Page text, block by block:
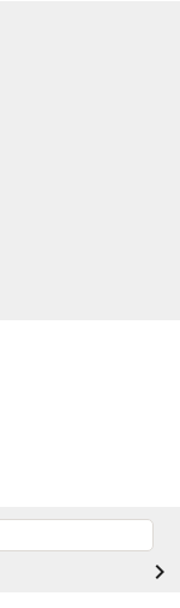
navigate_next